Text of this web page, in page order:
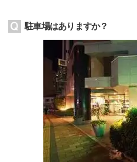
駐車場はありますか？